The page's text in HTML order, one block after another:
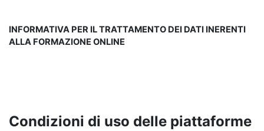
INFORMATIVA PER IL TRATTAMENTO DEI DATI INERENTI
ALLA FORMAZIONE ONLINE
Condizioni di uso delle piattaforme